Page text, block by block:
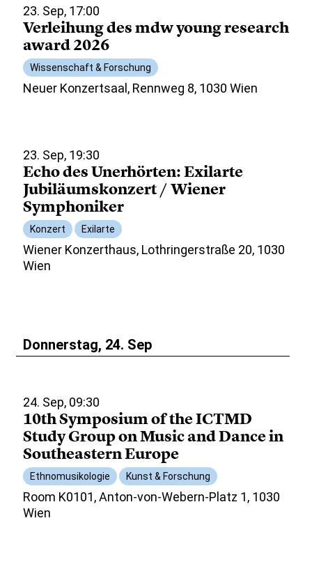
23. Sep, 17:00
Verleihung des mdw young research
award 2026
Wissenschaft & Forschung
Neuer Konzertsaal, Rennweg 8, 1030 Wien
23. Sep, 19:30
Echo des Unerhörten: Exilarte
Jubiläumskonzert / Wiener
Symphoniker
Konzert Exilarte
Wiener Konzerthaus, Lothringerstraße 20, 1030
Wien
Donnerstag, 24. Sep
24. Sep, 09:30
10th Symposium of the ICTMD
Study Group on Music and Dance in
Southeastern Europe
Ethnomusikologie Kunst & Forschung
Room K0101, Anton-von-Webern-Platz 1, 1030
Wien